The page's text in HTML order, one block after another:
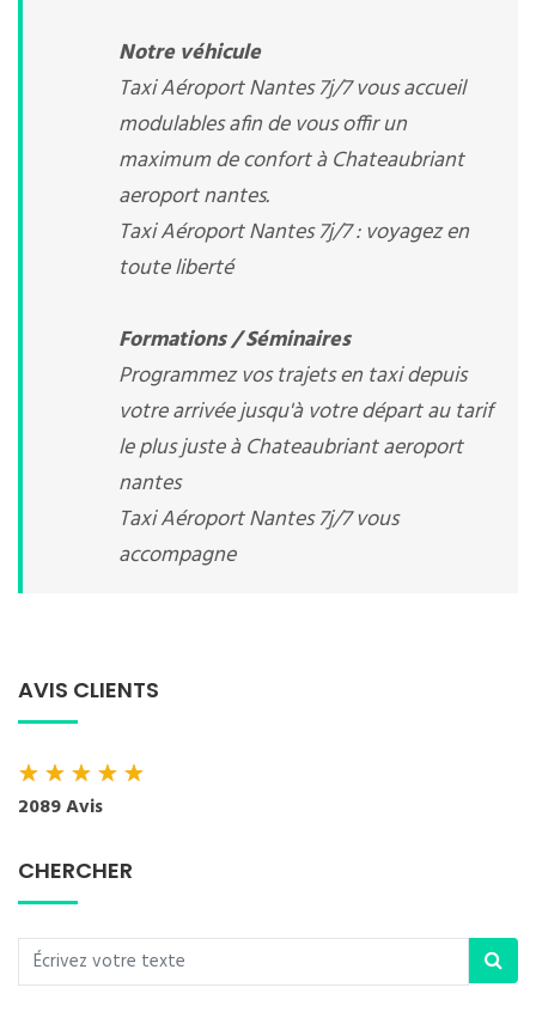
Notre véhicule
Taxi Aéroport Nantes 7j/7 vous accueil
modulables afin de vous offir un
maximum de confort à Chateaubriant
aeroport nantes.
Taxi Aéroport Nantes 7j/7 : voyagez en
toute liberté
Formations / Séminaires
Programmez vos trajets en taxi depuis
votre arrivée jusqu'à votre départ au tarif
le plus juste à Chateaubriant aeroport
nantes
Taxi Aéroport Nantes 7j/7 vous
accompagne
AVIS CLIENTS
★★★★★
2089 Avis
CHERCHER